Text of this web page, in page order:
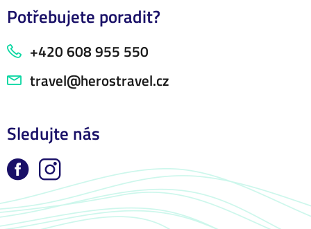
Potřebujete poradit?
+420 608 955 550
travel@herostravel.cz
Sledujte nás